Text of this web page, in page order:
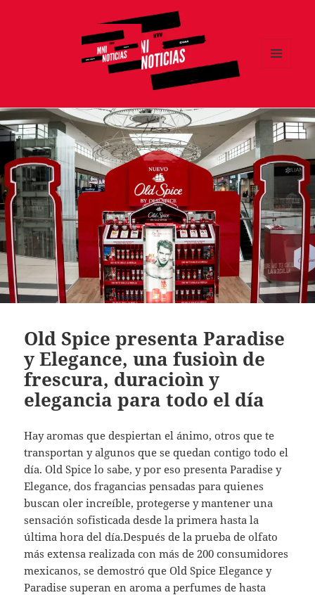
Old Spice presenta Paradise
y Elegance, una fusioìn de
frescura, duracioìn y
elegancia para todo el día
Hay aromas que despiertan el ánimo, otros que te
transportan y algunos que se quedan contigo todo el
día. Old Spice lo sabe, y por eso presenta Paradise y
Elegance, dos fragancias pensadas para quienes
buscan oler increíble, protegerse y mantener una
sensación sofisticada desde la primera hasta la
última hora del día.Después de la prueba de olfato
más extensa realizada con más de 200 consumidores
mexicanos, se demostró que Old Spice Elegance y
Paradise superan en aroma a perfumes de hasta